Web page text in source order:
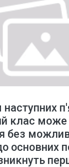
клас може
без
основних